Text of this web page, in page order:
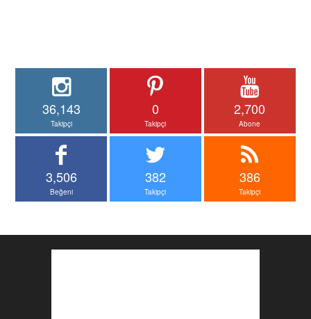
36,143
Takipçi
0
Takipçi
2,700
Abone
3,506
Beğeni
382
Takipçi
386
Takipçi